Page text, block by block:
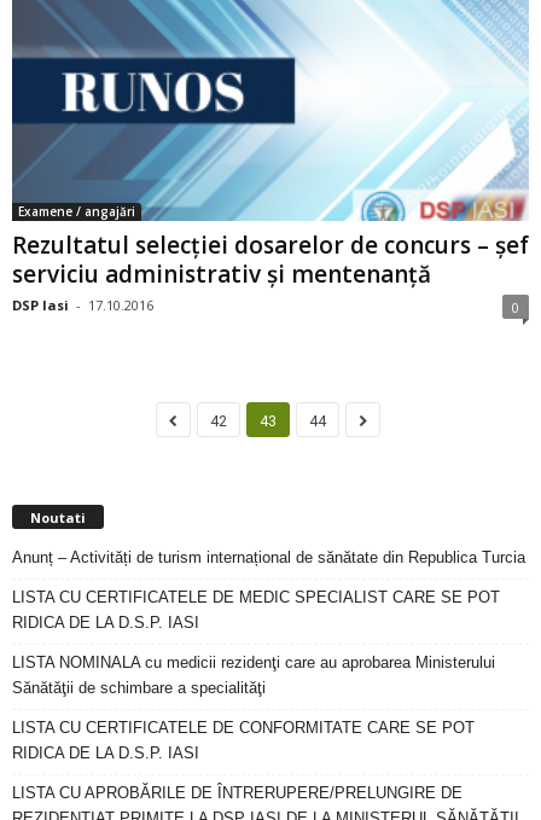
Examene / angajări
Rezultatul selecției dosarelor de concurs – șef
serviciu administrativ și mentenanță
DSP Iasi - 17.10.2016 0
42 43 44
Noutati
Anunț – Activități de turism internațional de sănătate din Republica Turcia
LISTA CU CERTIFICATELE DE MEDIC SPECIALIST CARE SE POT
RIDICA DE LA D.S.P. IASI
LISTA NOMINALA cu medicii rezidenţi care au aprobarea Ministerului
Sănătăţii de schimbare a specialităţi
LISTA CU CERTIFICATELE DE CONFORMITATE CARE SE POT
RIDICA DE LA D.S.P. IASI
LISTA CU APROBĂRILE DE ÎNTRERUPERE/PRELUNGIRE DE